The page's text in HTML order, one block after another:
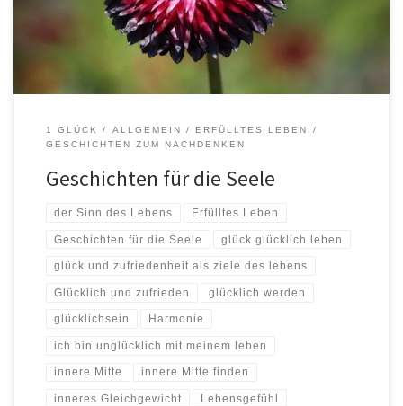
und sah die Not der Frau am Fluss. Sie fragte sie, ob der […]
1 GLÜCK ALLGEMEIN
ERFÜLLTES LEBEN
GESCHICHTEN ZUM NACHDENKEN
Geschichten für die Seele
der Sinn des Lebens Erfülltes Leben
Geschichten für die Seele glück glücklich leben
glück und zufriedenheit als ziele des lebens
Glücklich und zufrieden glücklich werden
glücklichsein Harmonie
ich bin unglücklich mit meinem leben
innere Mitte innere Mitte finden
inneres Gleichgewicht Lebensgefühl